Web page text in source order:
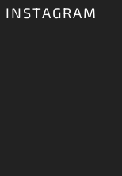
INSTAGRAM